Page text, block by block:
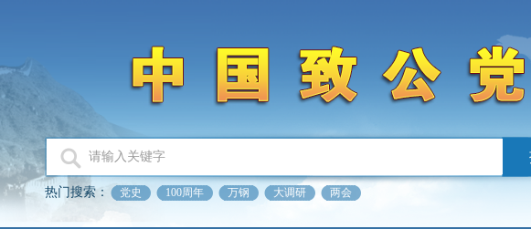
热门搜索： 党史 100周年 万钢 大调研 两会